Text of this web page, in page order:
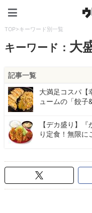
TOP>キーワード別一覧
キーワード： 大
記事一覧
大満足コスパ【
ュームの「餃子
【デカ盛り】
り定食！無限に